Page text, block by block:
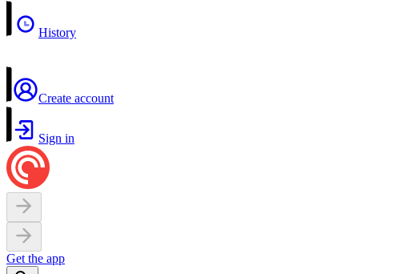
History
Create account
Sign in
Get the app